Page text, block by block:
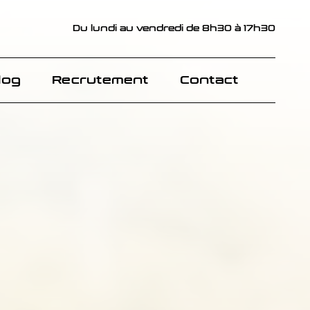
Du lundi au vendredi de 8h30 à 17h30
Recrutement Contact
Du lundi au vendredi de 8h30 à 17h30
Recrutement Contact